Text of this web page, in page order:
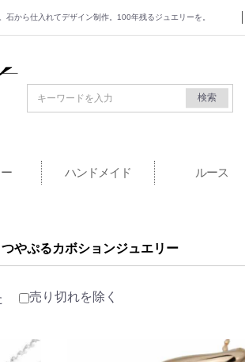
から仕入れてデザイン制作。100年残るジュエリーを。
式サイト
検索
ハンドメイド ルース
つやぷるカボションジュエリー
売り切れを除く